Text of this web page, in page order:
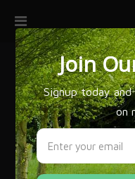
32ª edición de